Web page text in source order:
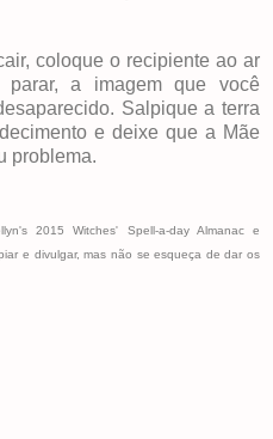
coloque o recipiente ao ar
a imagem que você
Salpique a terra
e deixe que a Mãe
problema.
2015 Witches' Spell-a-day Almanac e
e divulgar, mas não se esqueça de dar os